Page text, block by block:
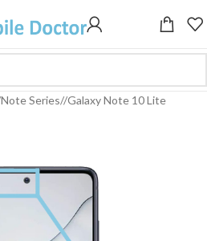
Note Series/ Galaxy Note 10 Lite